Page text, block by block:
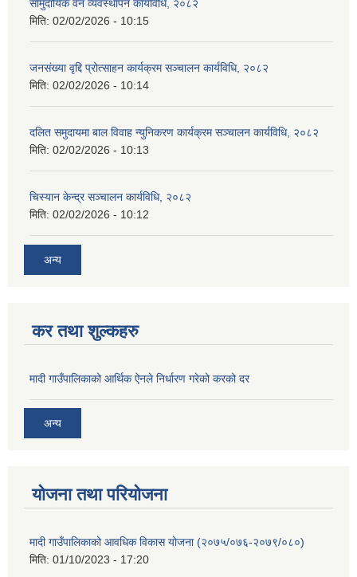
सामुदायिक वन व्यवस्थापन कार्यविधि, २०८२
मिति: 02/02/2026 - 10:15
जनसंख्या वृद्दि प्रोत्साहन कार्यक्रम सञ्‍चालन कार्यविधि, २०८२
मिति: 02/02/2026 - 10:14
दलित समुदायमा बाल विवाह न्युनिकरण कार्यक्रम सञ्‍चालन कार्यविधि, २०८२
मिति: 02/02/2026 - 10:13
चिस्यान केन्द्र सञ्‍चालन कार्यविधि, २०८२
मिति: 02/02/2026 - 10:12
अन्य
कर तथा शुल्कहरु
मादी गाउँपालिकाको आर्थिक ऐनले निर्धारण गरेको करको दर
अन्य
योजना तथा परियोजना
मादी गाउँपालिकाको आवधिक विकास योजना (२०७५/०७६-२०७९/०८०)
मिति: 01/10/2023 - 17:20